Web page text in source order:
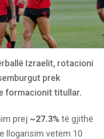
Izraelit, rotacioni
prek
formacionit titullar.
prej ~27.3% të gjithë
llogarisim vetëm 10